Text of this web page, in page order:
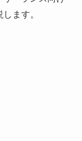
ます。